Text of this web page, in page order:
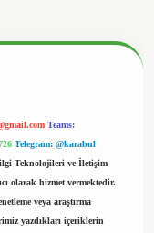
Teams:
Telegram: @karabul
Teknolojileri ve İletişim
olarak hizmet vermektedir.
veya araştırma
yazdıkları içeriklerin